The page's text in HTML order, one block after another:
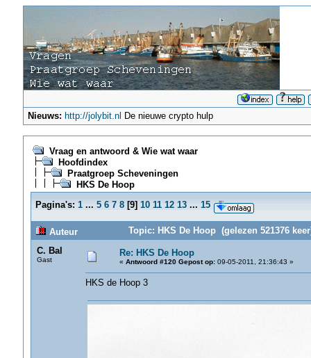
Nieuws: http://jolybit.nl De nieuwe crypto hulp
Vraag en antwoord & Wie wat waar
Hoofdindex
Praatgroep Scheveningen
HKS De Hoop
Pagina's: 1 ... 5 6 7 8[9] 10 11 12 13 ... 15
Auteur
Topic: HKS De Hoop (gelezen 521376
C. Bal
Gast
Re: HKS De Hoop
« Antwoord #120 Gepost op:09-05-2011, 21:36:43 »
HKS de Hoop 3